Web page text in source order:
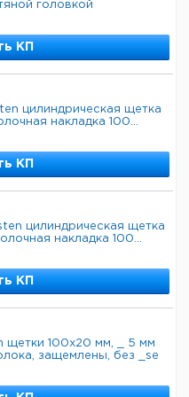
головкой
КП
цилиндрическая щетка
накладка 100...
КП
цилиндрическая щетка
накладка 100...
КП
щетки 100x20 мм, _ 5 мм
защемлены, без _se